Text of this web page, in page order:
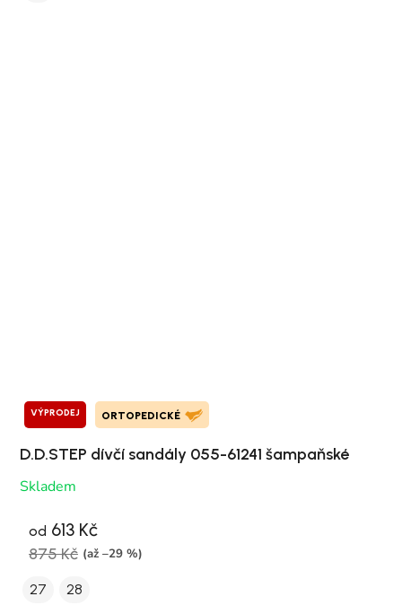
VÝPRODEJ ORTOPEDICKÉ
D.D.STEP dívčí sandály 055-61241 šampaňské
Skladem
od 613 Kč
875 Kč (až –29 %)
27 28